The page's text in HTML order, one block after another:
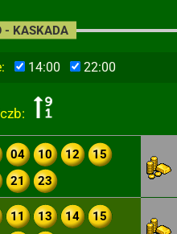
14:00 22:00
- KASKADA
04 10 12
15
21 23
11 13 14
15